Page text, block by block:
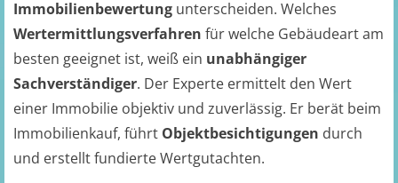
Immobilienbewertung unterscheiden. Welches
Wertermittlungsverfahren für welche Gebäudeart am
besten geeignet ist, weiß ein unabhängiger
Sachverständiger. Der Experte ermittelt den Wert
einer Immobilie objektiv und zuverlässig. Er berät beim
Immobilienkauf, führt Objektbesichtigungen durch
und erstellt fundierte Wertgutachten.